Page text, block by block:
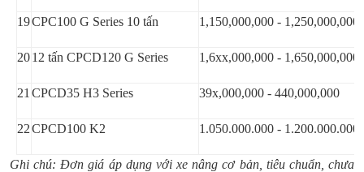
19CPC100 G Series 10 tấn 1,150,000,000 - 1,250,000,000
2012 tấn CPCD120 G Series 1,6xx,000,000 - 1,650,000,000
21 CPCD35 H3 Series 39x,000,000 - 440,000,000
22CPCD100 K2 1.050.000.000 - 1.200.000.000
Ghi chú: Đơn giá áp dụng với xe nâng cơ bản, tiêu chuẩn, chưa